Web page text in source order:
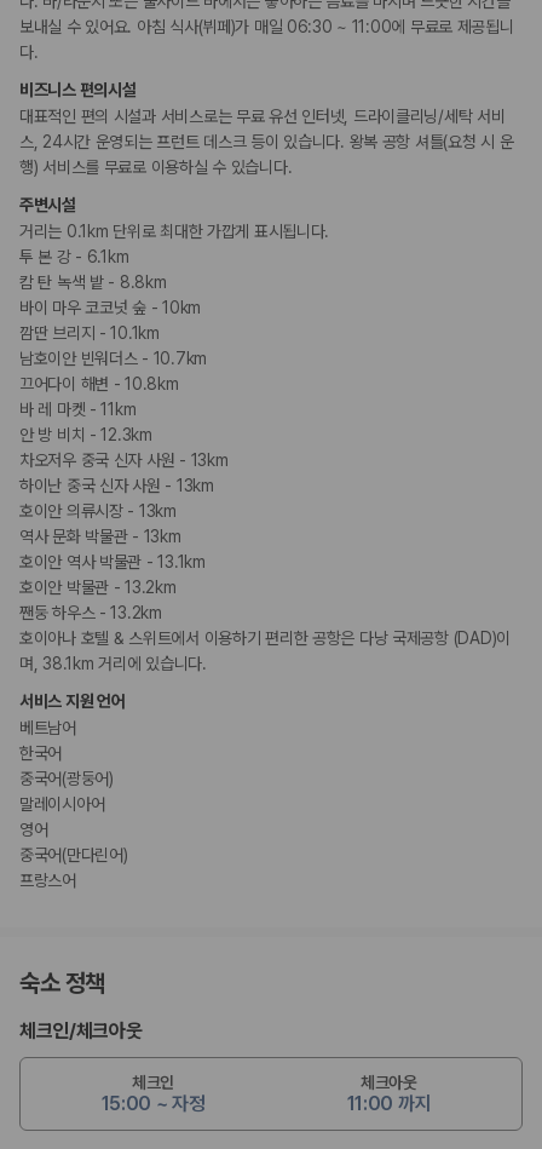
휠체어로 이용 가능
흡연 시설
지정 흡연 구역
기타
보내실 수 있어요. 아침 식사(뷔페)가 매일 06:30 ~ 11:00에 무료로 제공됩니
다.
비즈니스 편의시설
대표적인 편의 시설과 서비스로는 무료 유선 인터넷, 드라이클리닝/세탁 서비
스, 24시간 운영되는 프런트 데스크 등이 있습니다. 왕복 공항 셔틀(요청 시 운
행) 서비스를 무료로 이용하실 수 있습니다.
주변시설
거리는 0.1km 단위로 최대한 가깝게 표시됩니다.
투 본 강 - 6.1km
캄 탄 녹색 밭 - 8.8km
바이 마우 코코넛 숲 - 10km
깜딴 브리지 - 10.1km
남호이안 빈워더스 - 10.7km
끄어다이 해변 - 10.8km
바 레 마켓 - 11km
안 방 비치 - 12.3km
차오저우 중국 신자 사원 - 13km
하이난 중국 신자 사원 - 13km
호이안 의류시장 - 13km
역사 문화 박물관 - 13km
호이안 역사 박물관 - 13.1km
호이안 박물관 - 13.2km
짼둥 하우스 - 13.2km
호이아나 호텔 & 스위트에서 이용하기 편리한 공항은 다낭 국제공항 (DAD)이
며, 38.1km 거리에 있습니다.
서비스 지원 언어
베트남어
한국어
중국어(광둥어)
말레이시아어
영어
중국어(만다린어)
프랑스어
숙소 정책
체크인/체크아웃
체크인
15:00 ~ 자정
체크아웃
11:00 까지